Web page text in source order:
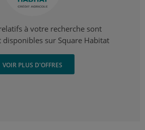
à votre recherche sont
disponibles sur Square Habitat
VOIR PLUS D'OFFRES